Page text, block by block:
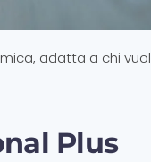
adatta a chi
Plus